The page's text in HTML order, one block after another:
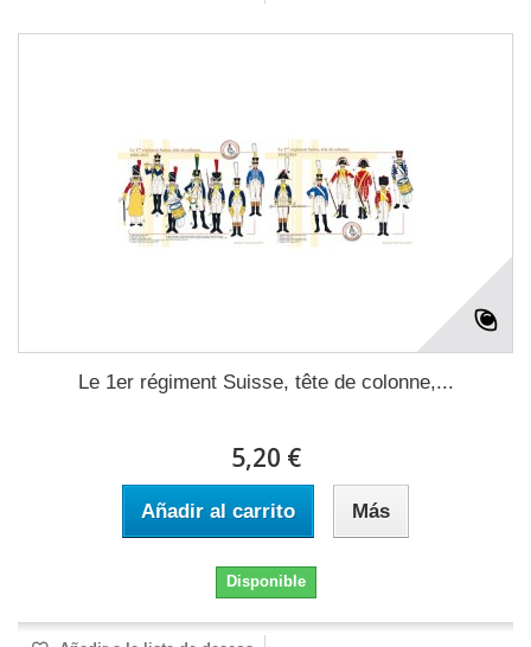
Le 1er régiment Suisse, tête de colonne,...
5,20 €
Añadir al carrito Más
Disponible